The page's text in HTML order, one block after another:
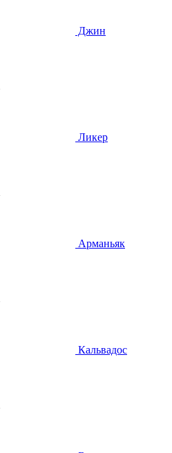
Джин
Ликер
Арманьяк
Кальвадос